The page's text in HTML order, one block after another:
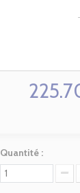
Quantité :